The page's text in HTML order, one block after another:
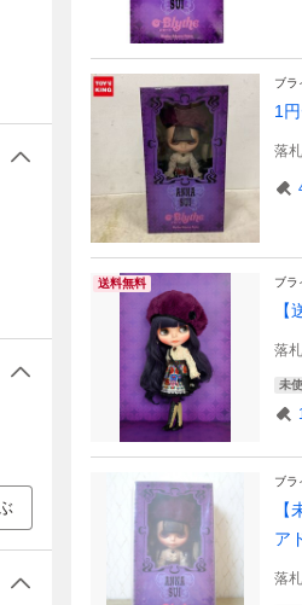
ブラ
1
落札
送料無料 ブラ
落札
未
ブラ
ア
落札